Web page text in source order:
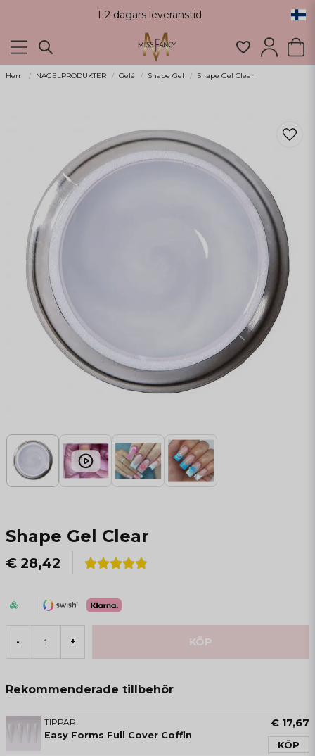
1-2 dagars leveranstid
Hem NAGELPRODUKTER Gelé Shape Gel Shape Gel Clear
Shape Gel Clear
€ 28,42
- + KÖP
Rekommenderade tillbehör
TIPPAR
Easy Forms Full Cover Coffin
€ 17,67
KÖP